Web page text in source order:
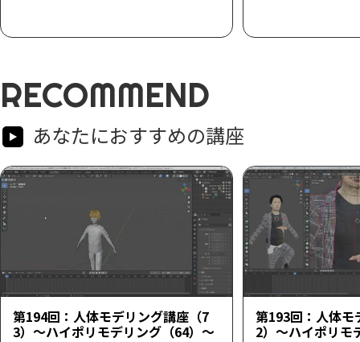
RECOMMEND
あなたにおすすめの講座
第194回：人体モデリング講座（7
3）～ハイポリモデリング（64）～
第193回：人体モ
2）～ハイポリモ